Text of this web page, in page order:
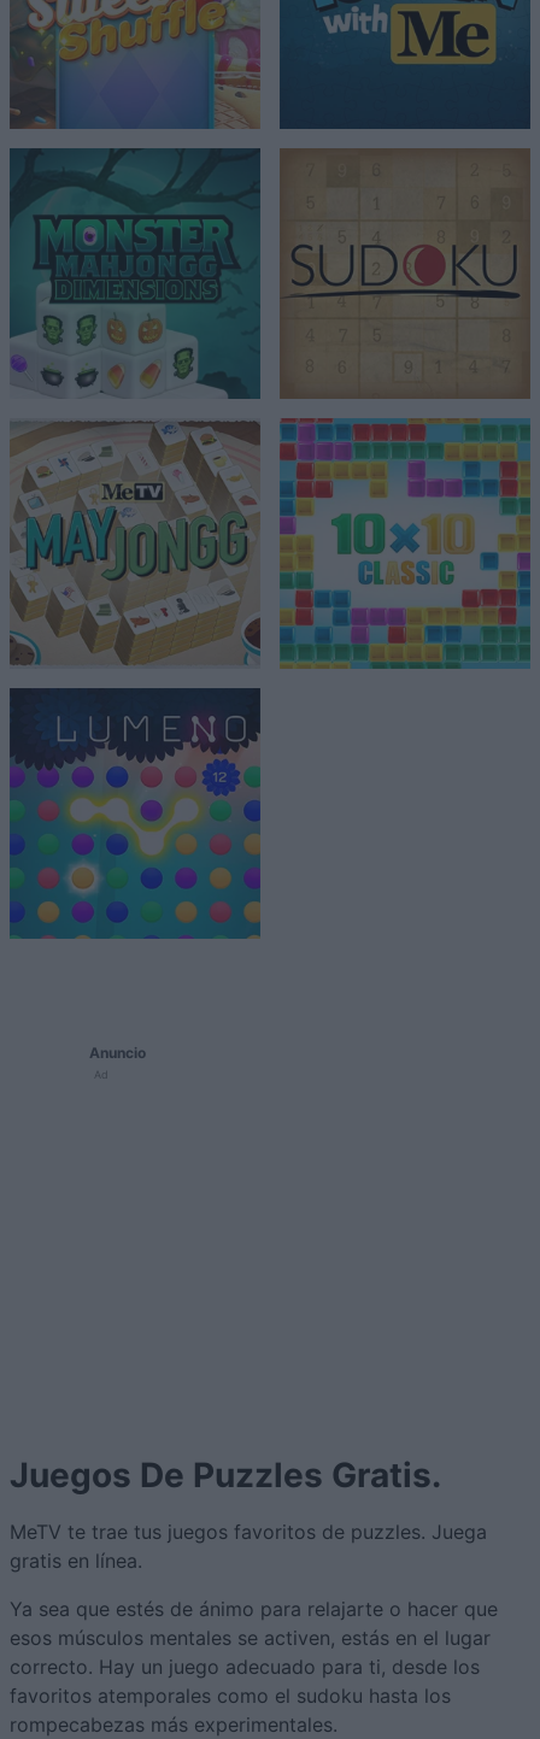
Anuncio
Ad
Juegos De Puzzles Gratis.
MeTV te trae tus juegos favoritos de puzzles. Juega
gratis en línea.
Ya sea que estés de ánimo para relajarte o hacer que
esos músculos mentales se activen, estás en el lugar
correcto. Hay un juego adecuado para ti, desde los
favoritos atemporales como el sudoku hasta los
rompecabezas más experimentales.